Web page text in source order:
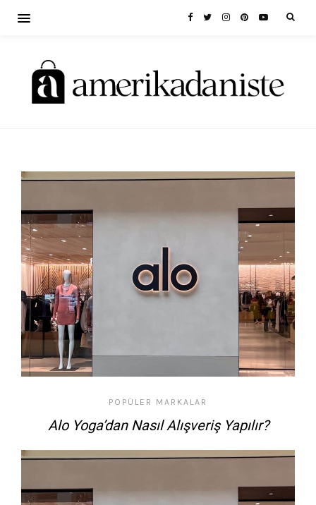
POPÜLER MARKALAR
Alo Yoga’dan Nasıl Alışveriş Yapılır?